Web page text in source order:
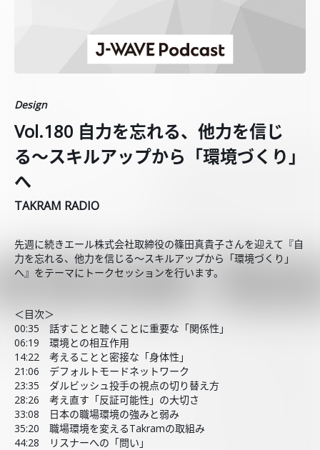
Design
Vol.180 自力を忘れる、他力を信じ
る〜スキルアップから「環境づくり」
へ
TAKRAM RADIO
先週に続きエール株式会社取締役の篠田真貴子さんを迎えて『自
力を忘れる、他力を信じる〜スキルアップから「環境づくり」
へ』をテーマにトークセッションを行います。
＜目次＞
00:35 話すことと聴くことに重要な「関係性」
06:19 環境との相互作用
14:22 考えることと密接な「身体性」
21:06 デフォルトモードネットワーク
23:35 ダルビッシュ投手の視点の切り替え方
28:26 考え直す「反証可能性」の大切さ
33:08 日本の職場環境の強みと弱み
35:20 職場環境を変えるTakramの取組み
44:28 リスナーへの「問い」